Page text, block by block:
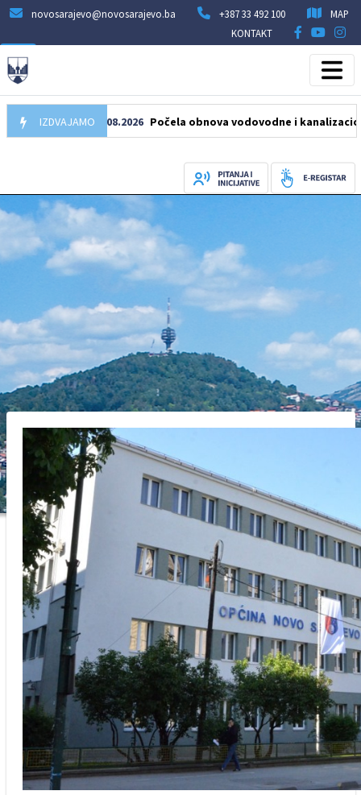
novosarajevo@novosarajevo.ba +387 33 492 100
MAP
KONTAKT
IZDVAJAMO
05.08.2026 Počela obnova vodovodne i kanalizacione